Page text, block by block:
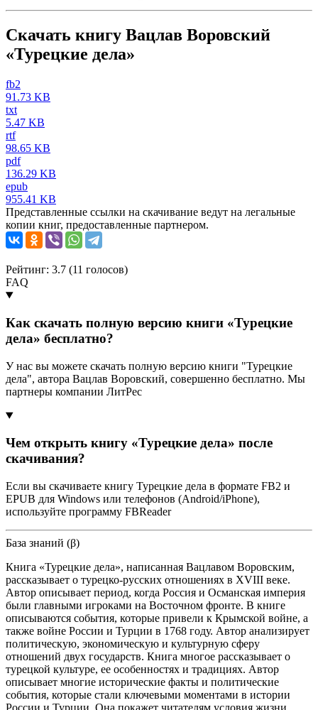
Скачать книгу Вацлав Воровский
«Турецкие дела»
fb2
91.73 KB
txt
5.47 KB
rtf
98.65 KB
pdf
136.29 KB
epub
955.41 KB
Представленные ссылки на скачивание ведут на легальные
копии книг, предоставленные партнером.
Рейтинг: 3.7 (11 голосов)
FAQ
Как скачать полную версию книги «Турецкие
дела» бесплатно?
У нас вы можете скачать полную версию книги "Турецкие
дела", автора Вацлав Воровский, совершенно бесплатно. Мы
партнеры компании ЛитРес
Чем открыть книгу «Турецкие дела» после
скачивания?
Если вы скачиваете книгу Турецкие дела в формате FB2 и
EPUB для Windows или телефонов (Android/iPhone),
используйте программу FBReader
База знаний (β)
Книга «Турецкие дела», написанная Вацлавом Воровским,
рассказывает о турецко-русских отношениях в XVIII веке.
Автор описывает период, когда Россия и Османская империя
были главными игроками на Восточном фронте. В книге
описываются события, которые привели к Крымской войне, а
также войне России и Турции в 1768 году. Автор анализирует
политическую, экономическую и культурную сферу
отношений двух государств. Книга многое рассказывает о
турецкой культуре, ее особенностях и традициях. Автор
описывает многие исторические факты и политические
события, которые стали ключевыми моментами в истории
России и Турции. Она покажет читателям условия жизни